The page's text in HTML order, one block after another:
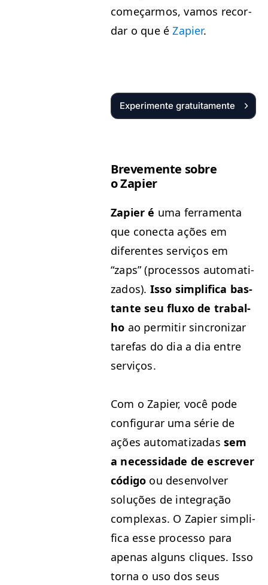
começar­mos, vamos recor­
dar o que éZapi­er.
Experimente gratuitamente
Breve­mente sobre
o Zapier
Zapi­er é uma fer­ra­men­ta
que conec­ta ações em
difer­entes serviços em
“zaps” (proces­sos autom­a­ti­
za­dos). Isso sim­pli­fi­ca bas­
tante seu fluxo de tra­bal­
ho ao per­mi­tir sin­cronizar
tare­fas do dia a dia entre
serviços.
Com o Zapi­er, você pode
con­fig­u­rar uma série de
ações autom­a­ti­zadas sem
a neces­si­dade de escr­ev­er
códi­go ou desen­volver
soluções de inte­gração
com­plexas. O Zapi­er sim­pli­
fi­ca esse proces­so para
ape­nas alguns cliques. Isso
tor­na o uso dos seus